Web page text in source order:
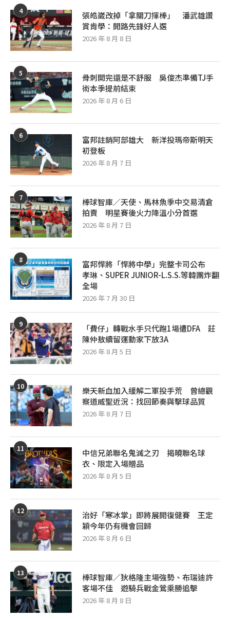
4
張皓崴改掉「拿關刀揮棒」 潘武雄讚
賞肯學：開路先鋒好人選
2026 年 8 月 8 日
5
骨刺開完還是不舒服 吳俊杰準備TJ手
術本季提前結束
2026 年 8 月 6 日
6
富邦註銷阿部雄大 新洋投瑪帝斯明天
初登板
2026 年 8 月 7 日
7
棒球智庫／天使、馬林魚季中交易清倉
拍賣 明星賽後火力降溫小分首選
2026 年 8 月 7 日
8
富邦悍將「悍將中學」完整卡司公布
孝琳、SUPER JUNIOR-L.S.S.等韓團炸翻
全場
2026 年 7 月 30 日
9
「費仔」轉戰水手只代跑1場遭DFA 莊
陳仲敖續留運動家下放3A
2026 年 8 月 5 日
10
樂天新血加入緩解二軍投手荒 曾總觀
察道威聖近況：找回節奏與擊球品質
2026 年 8 月 7 日
11
中信兄弟聯名鬼滅之刃 揭曉聯名球
衣、限定入場贈品
2026 年 8 月 5 日
12
治好「寒冰掌」即將展開復健賽 王定
穎今年仍有機會回歸
2026 年 8 月 6 日
13
棒球智庫／狄格隆主場強勢、布瑞迪許
客場不佳 遊騎兵戰金鶯乘勝追擊
2026 年 8 月 8 日